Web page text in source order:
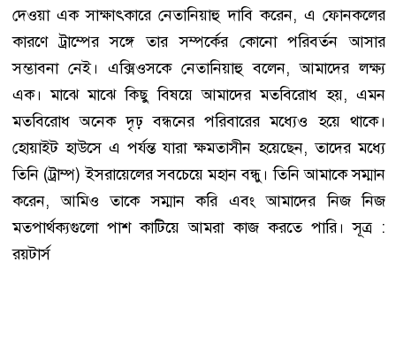
দেওয়া এক সাক্ষাৎকারে নেতানিয়াহু দাবি করেন, এ ফোনকলের
কারণে ট্রাম্পের সঙ্গে তার সম্পর্কের কোনো পরিবর্তন আসার
সম্ভাবনা নেই। এক্সিওসকে নেতানিয়াহু বলেন, আমাদের লক্ষ্য
এক। মাঝে মাঝে কিছু বিষয়ে আমাদের মতবিরোধ হয়, এমন
মতবিরোধ অনেক দৃঢ় বন্ধনের পরিবারের মধ্যেও হয়ে থাকে।
হোয়াইট হাউসে এ পর্যন্ত যারা ক্ষমতাসীন হয়েছেন, তাদের মধ্যে
তিনি (ট্রাম্প) ইসরায়েলের সবচেয়ে মহান বন্ধু। তিনি আমাকে সম্মান
করেন, আমিও তাকে সম্মান করি এবং আমাদের নিজ নিজ
মতপার্থক্যগুলো পাশ কাটিয়ে আমরা কাজ করতে পারি। সূত্র :
রয়টার্স